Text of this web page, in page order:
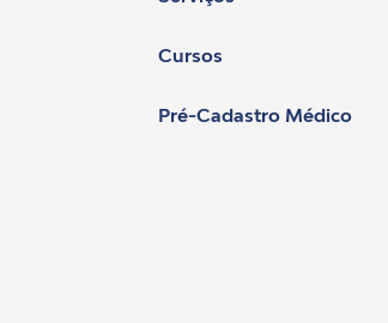
Cursos
Pré-Cadastro Médico